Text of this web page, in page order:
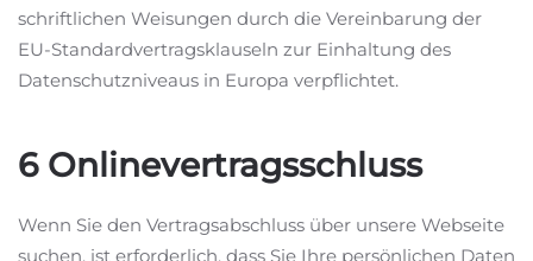
schriftlichen Weisungen durch die Vereinbarung der
EU-Standardvertragsklauseln zur Einhaltung des
Datenschutzniveaus in Europa verpflichtet.
6 Onlinevertragsschluss
Wenn Sie den Vertragsabschluss über unsere Webseite
suchen, ist erforderlich, dass Sie Ihre persönlichen Daten